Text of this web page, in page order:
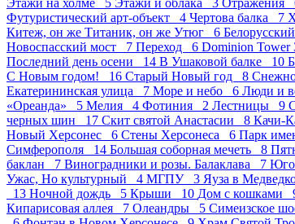
Футуристический арт-объект 4 Чертова балка 7
Китеж, он же Титаник, он же Утюг 6
Новоспасский мост 7 Переход 6 Dominion
Последний день осени 14 В Ушаковой балке 10
С Новым годом! 16 Старый Новый год 8
Екатерининская улица 7 Море и небо 6 Люди и
«Ореанда» 5 Мелия 4 Фотиния 2 Лестницы 9
черных шин 17 Скит святой Анастасии 8 Качи-
Новый Херсонес 6 Стены Херсонеса 6 Парк
Симферополя 14 Большая соборная мечеть 8
баклан 7 Виноградники и розы. Балаклава 7
Ужас, Но культурный 4 МГПУ 3 Яуза в
13 Ночной дождь 5 Крыши 10 Дом с кошками
Кипарисовая аллея 7 Олеандры 5 Симеизское